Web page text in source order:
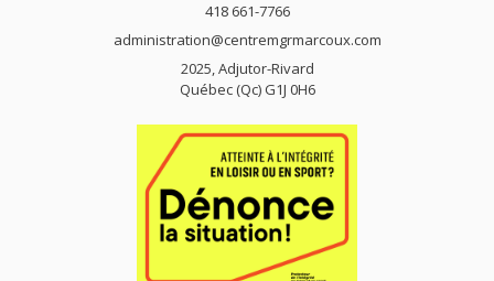
418 661-7766
administration@centremgrmarcoux.com
2025, Adjutor-Rivard
Québec (Qc) G1J 0H6